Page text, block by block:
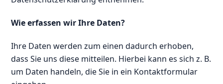
Wie erfassen wir Ihre Daten?
Ihre Daten werden zum einen dadurch erhoben,
dass Sie uns diese mitteilen. Hierbei kann es sich z. B.
um Daten handeln, die Sie in ein Kontaktformular